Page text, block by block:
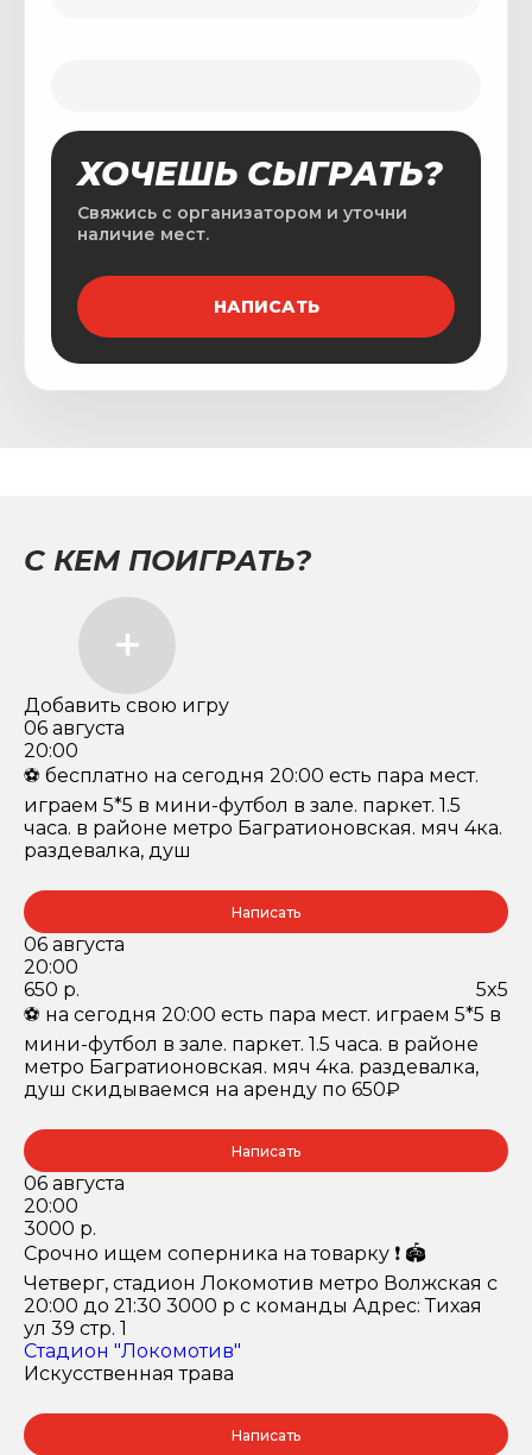
ХОЧЕШЬ СЫГРАТЬ?
Свяжись с организатором и уточни
наличие мест.
НАПИСАТЬ
С КЕМ ПОИГРАТЬ?
Добавить свою игру
06 августа
20:00
⚽️ бесплатно на сегодня 20:00 есть пара мест.
играем 5*5 в мини-футбол в зале. паркет. 1.5
часа. в районе метро Багратионовская. мяч 4ка.
раздевалка, душ
Написать
06 августа
20:00
650 р.
5x5
⚽️ на сегодня 20:00 есть пара мест. играем 5*5 в
мини-футбол в зале. паркет. 1.5 часа. в районе
метро Багратионовская. мяч 4ка. раздевалка,
душ скидываемся на аренду по 650₽
Написать
06 августа
20:00
3000 р.
Срочно ищем соперника на товарку ❗️ 🏟️
Четверг, стадион Локомотив метро Волжская с
20:00 до 21:30 3000 р с команды Адрес: Тихая
ул 39 стр. 1
Стадион "Локомотив"
Искусственная трава
Написать